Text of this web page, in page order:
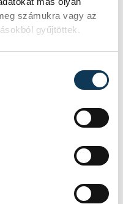
számukra vagy az
gyűjtöttek.